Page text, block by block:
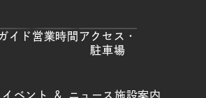
イド 営業時間 アクセス ・
駐車場
イベント ＆ ニュース施設案内